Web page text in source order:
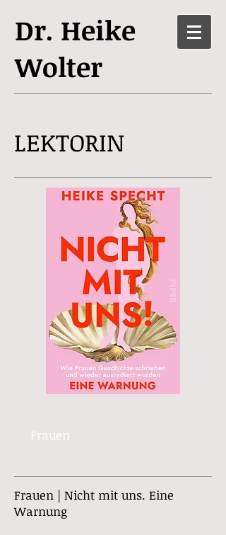
Dr. Heike
Wolter
LEKTORIN
Frauen
Frauen | Nicht mit uns. Eine
Warnung